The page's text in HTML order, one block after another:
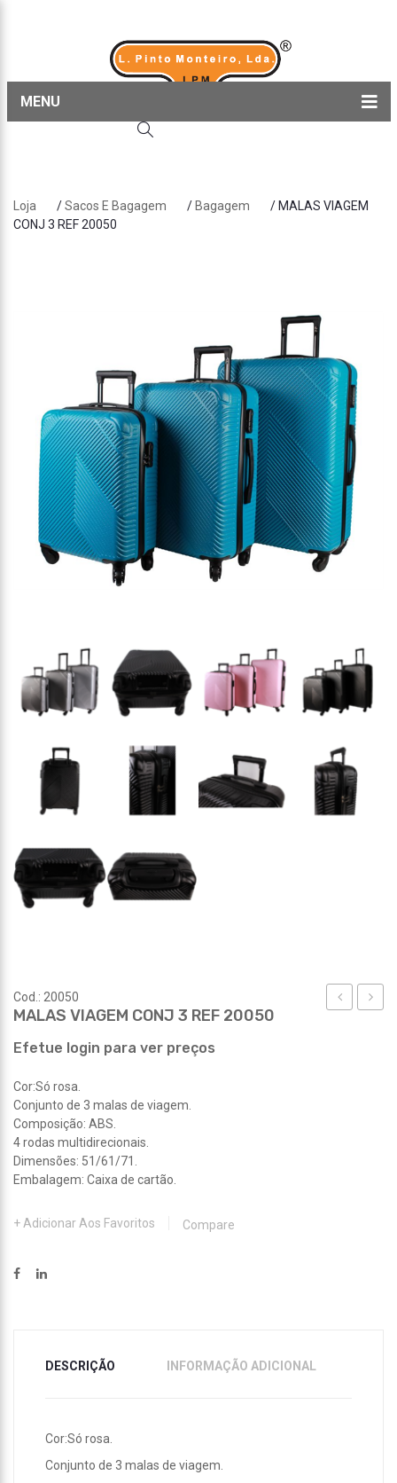
MENU
Sobre nós
Loja /Sacos E Bagagem / Bagagem
/ MALAS VIAGEM
CONJ 3 REF 20050
Cod.: 20050
MALAS VIAGEM CONJ 3 REF 20050
Efetue login para ver preços
Cor:Só rosa.
Conjunto de 3 malas de viagem.
Composição: ABS.
4 rodas multidirecionais.
Dimensões: 51/61/71.
Embalagem: Caixa de cartão.
Adicionar Aos Favoritos Compare
DESCRIÇÃO INFORMAÇÃO ADICIONAL
Cor:Só rosa.
Conjunto de 3 malas de viagem.